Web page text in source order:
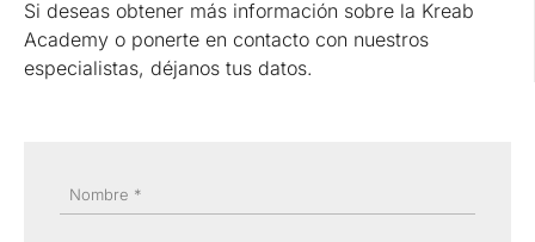
Si deseas obtener más información sobre la Kreab
Academy o ponerte en contacto con nuestros
especialistas, déjanos tus datos.
Nombre *